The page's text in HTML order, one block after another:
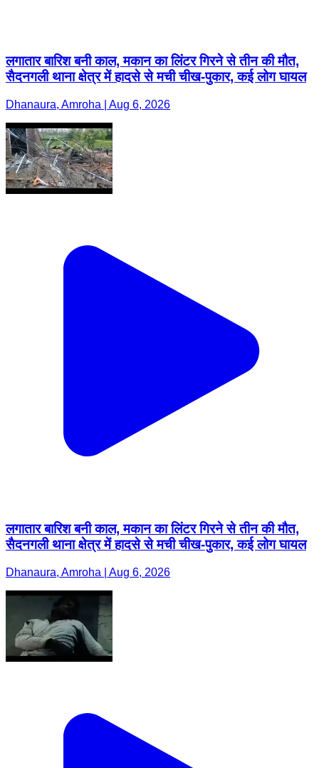
लगातार बारिश बनी काल, मकान का लिंटर गिरने से तीन की मौत,
सैदनगली थाना क्षेत्र में हादसे से मची चीख-पुकार, कई लोग घायल
Dhanaura, Amroha | Aug 6, 2026
लगातार बारिश बनी काल, मकान का लिंटर गिरने से तीन की मौत,
सैदनगली थाना क्षेत्र में हादसे से मची चीख-पुकार, कई लोग घायल
Dhanaura, Amroha | Aug 6, 2026